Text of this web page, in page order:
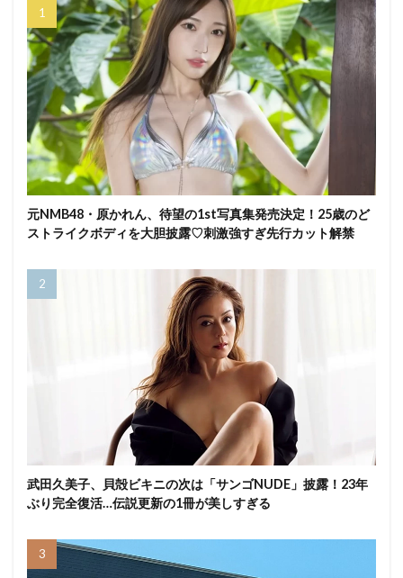
元NMB48・原かれん、待望の1st写真集発売決定！25歳のど
ストライクボディを大胆披露♡刺激強すぎ先行カット解禁
武田久美子、貝殻ビキニの次は「サンゴNUDE」披露！23年
ぶり完全復活…伝説更新の1冊が美しすぎる